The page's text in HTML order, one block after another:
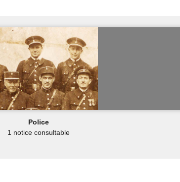
Police
1 notice consultable